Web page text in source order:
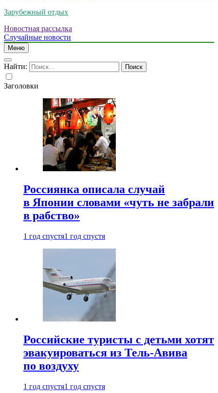
Зарубежный отдых
Новостная рассылка
Случайные новости
Меню
Найти:
Заголовки
Россиянка описала случай
в Японии словами «чуть не забрали
в рабство»
1 год спустя1 год спустя
Российские туристы с детьми хотят
эвакуироваться из Тель-Авива
по воздуху
1 год спустя1 год спустя